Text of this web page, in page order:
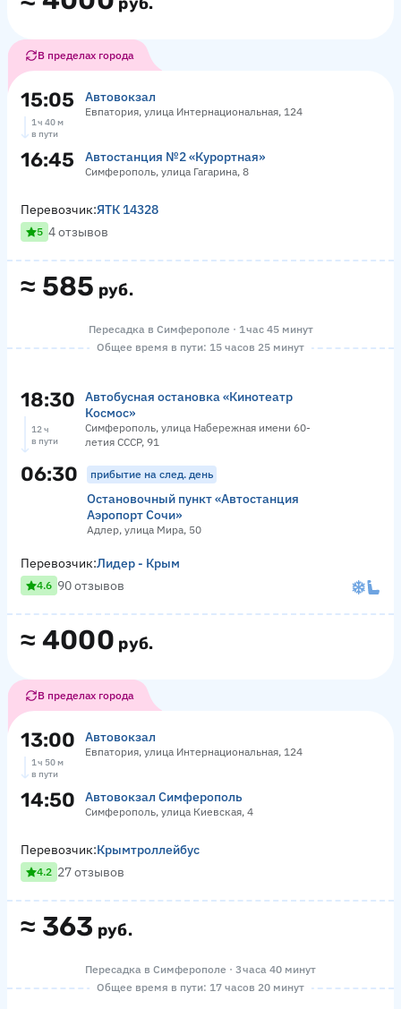
В пределах города
15:05 Автовокзал
Евпатория, улица Интернациональная, 124
1 ч 40 м
в пути
16:45 Автостанция №2 «Курортная»
Симферополь, улица Гагарина, 8
≈ 585 руб.
Перевозчик:ЯТК 14328
5 4 отзывов
Пересадка в Симферополе · 1 час 45 минут
Общее время в пути: 15 часов 25 минут
18:30
Автобусная остановка «Кинотеатр
Космос»
Симферополь, улица Набережная имени 60-
летия СССР, 91
12 ч
в пути
06:30 прибытие на след. день
Остановочный пункт «Автостанция
Аэропорт Сочи»
Адлер, улица Мира, 50
≈ 4000 руб.
Перевозчик:Лидер - Крым
4.6 90 отзывов
В пределах города
13:00 Автовокзал
Евпатория, улица Интернациональная, 124
1 ч 50 м
в пути
14:50 Автовокзал Симферополь
Симферополь, улица Киевская, 4
≈ 363 руб.
Перевозчик:Крымтроллейбус
4.2 27 отзывов
Пересадка в Симферополе · 3 часа 40 минут
Общее время в пути: 17 часов 20 минут